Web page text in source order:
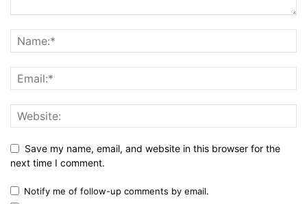
Save my name, email, and website in this browser for the
next time I comment.
Notify me of follow-up comments by email.